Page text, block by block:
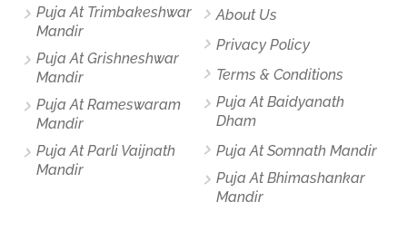
Puja At Trimbakeshwar
Mandir
Puja At Grishneshwar
Mandir
Puja At Rameswaram
Mandir
Puja At Parli Vaijnath
Mandir
About Us
Privacy Policy
Terms & Conditions
Puja At Baidyanath
Dham
Puja At Somnath Mandir
Puja At Bhimashankar
Mandir